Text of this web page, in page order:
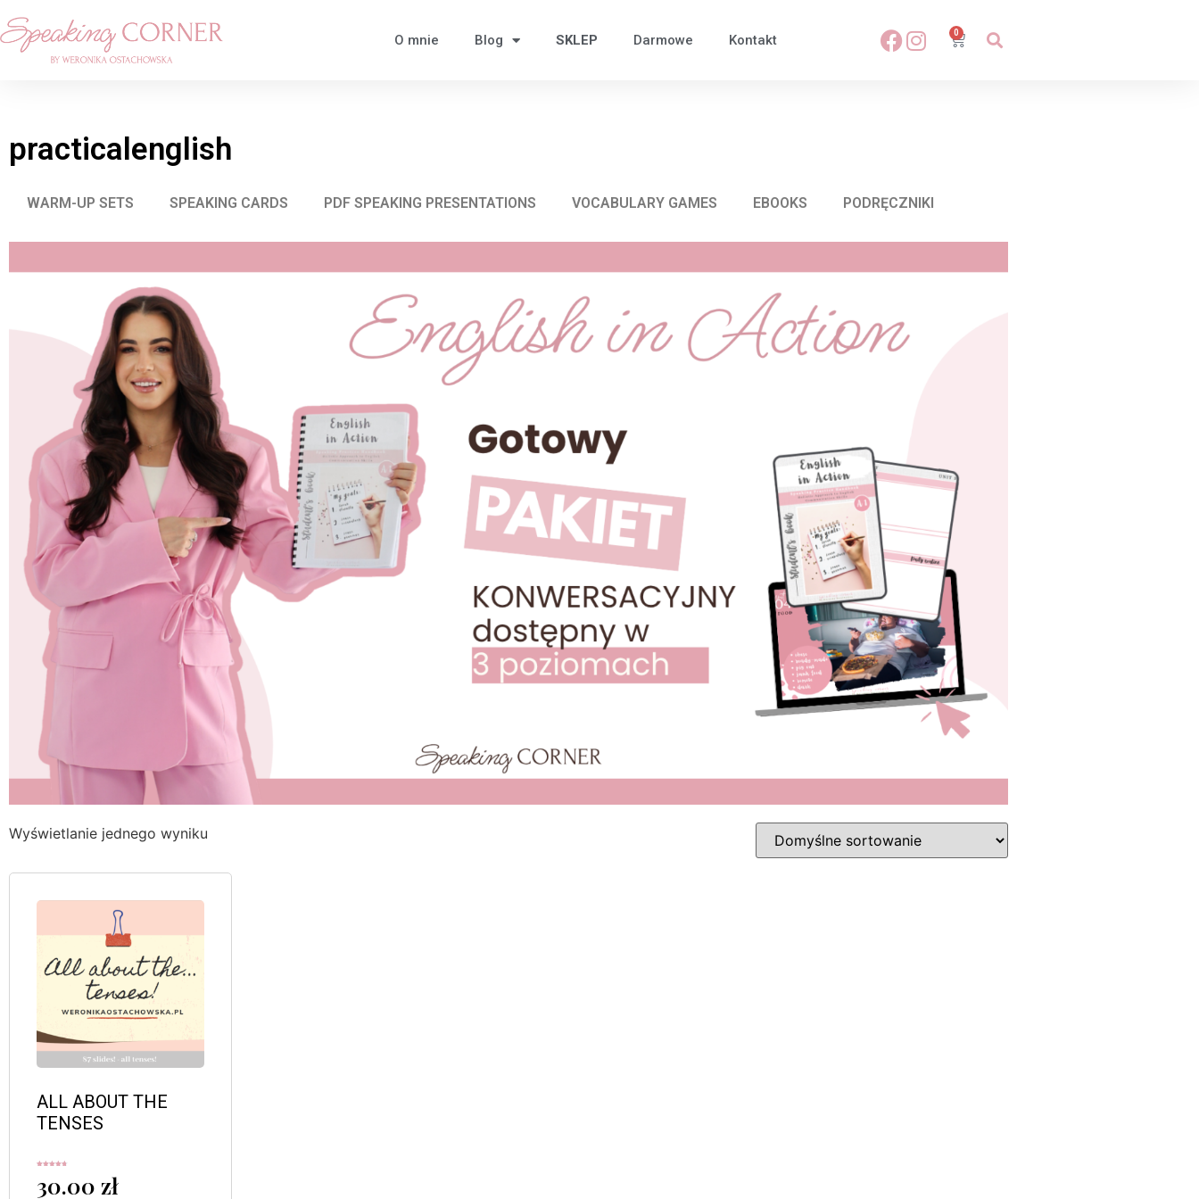
O mnie Blog SKLEP Darmowe Kontakt 0
practicalenglish
WARM-UP SETS SPEAKING CARDS PDF SPEAKING PRESENTATIONS VOCABULARY GAMES EBOOKS PODRĘCZNIKI
Wyświetlanie jednego wyniku
ALL ABOUT THE
TENSES
na 5
30.00 zł